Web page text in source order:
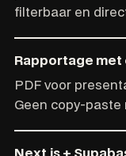
filterbaar en
Rapportage met
PDF voor
Geen copy-paste
Next.js +